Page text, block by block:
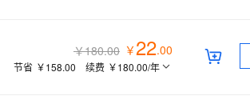
￥180.00 ￥22.00
节省 ￥158.00 续费 ￥180.00/年